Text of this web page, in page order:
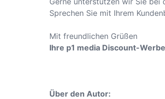
Sprechen Sie mit Ihrem
Mit freundlichen Grüßen
Ihre p1 media Discount-
Über den Autor: